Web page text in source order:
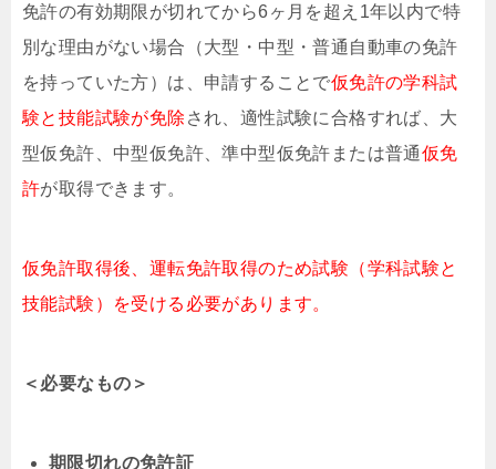
免許の有効期限が切れてから6ヶ月を超え1年以内で特
別な理由がない場合（大型・中型・普通自動車の免許
を持っていた方）は、申請することで仮免許の学科試
験と技能試験が免除 され、適性試験に合格すれば、大
型仮免許、中型仮免許、準中型仮免許または普通仮免
許が取得できます。
仮免許取得後、運転免許取得のため試験（学科試験と
技能試験）を受ける必要があります。
＜必要なもの＞
期限切れの免許証